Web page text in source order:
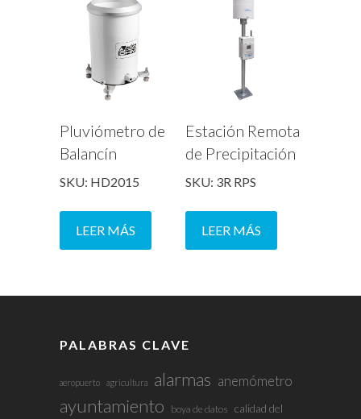
Pluviómetro de
Balancín
SKU: HD2015
LEER MÁS
Estación Remota
de Precipitación
SKU: 3R RPS
LEER MÁS
PALABRAS CLAVE
aeropuerto agricultura alarmas anemómetro
ayuntamiento boya de datos calidad del